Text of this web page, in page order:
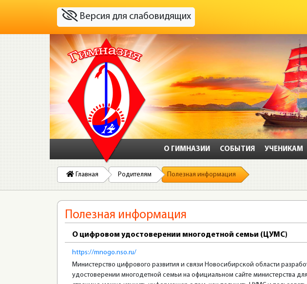
Версия для слабовидящих
О ГИМНАЗИИ СОБЫТИЯ УЧЕНИКАМ
Главная Родителям Полезная информация
Полезная информация
О цифровом удостоверении многодетной семьи (ЦУМС)
https://mnogo.nso.ru/
Министерство цифрового развития и связи Новосибирской области
удостоверении многодетной семьи на официальном сайте министерства